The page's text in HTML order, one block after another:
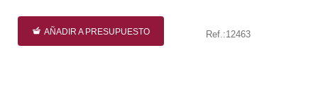
AÑADIR A PRESUPUESTO Ref.:12463